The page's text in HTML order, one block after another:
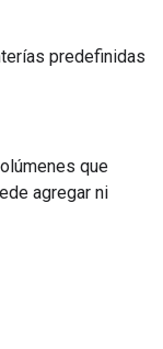
predefinidas
que
agregar ni